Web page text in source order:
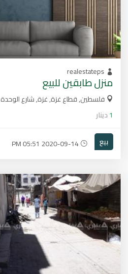
realestateps
منزل طابقين للبيع
فلسطين, قطاع غزة, غزة, شارع الوحدة
1دينار
بيع